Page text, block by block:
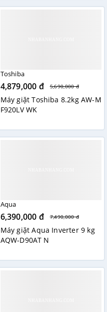
Toshiba
4,879,000 đ 5,690,000 đ
Máy giặt Toshiba 8.2kg AW-M
F920LV WK
Aqua
6,390,000 đ 7,490,000 đ
Máy giặt Aqua Inverter 9 kg
AQW-D90AT N